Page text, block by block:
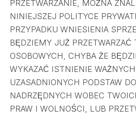
PRZETWARZANIE, MOŻNA
NINIEJSZEJ POLITYCE
PRZYPADKU WNIESIENIA
BĘDZIEMY JUŻ PRZETWARZAĆ
OSOBOWYCH, CHYBA ŻE
WYKAZAĆ ISTNIENIE
UZASADNIONYCH PODSTAW
NADRZĘDNYCH WOBEC
PRAW I WOLNOŚCI, LUB